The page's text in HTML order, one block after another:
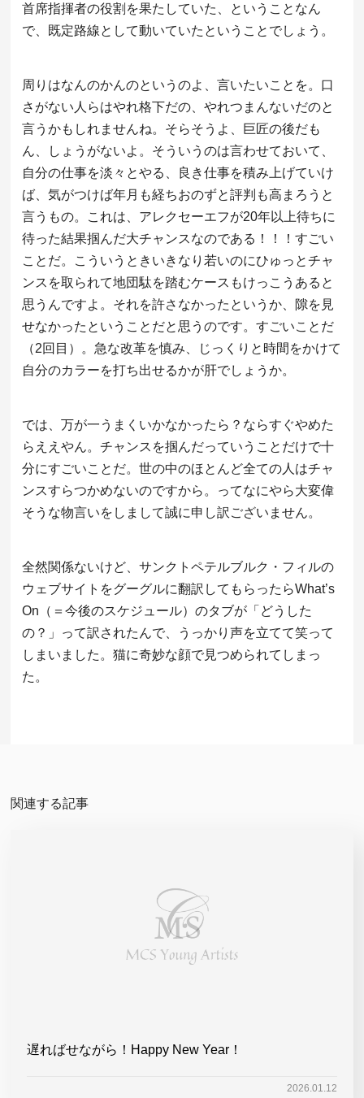
首席指揮者の役割を果たしていた、ということなん
で、既定路線として動いていたということでしょう。
周りはなんのかんのというのよ、言いたいことを。口
さがない人らはやれ格下だの、やれつまんないだのと
言うかもしれませんね。そらそうよ、巨匠の後だも
ん、しょうがないよ。そういうのは言わせておいて、
自分の仕事を淡々とやる、良き仕事を積み上げていけ
ば、気がつけば年月も経ちおのずと評判も高まろうと
言うもの。これは、アレクセーエフが20年以上待ちに
待った結果掴んだ大チャンスなのである！！！すごい
ことだ。こういうときいきなり若いのにひゅっとチャ
ンスを取られて地団駄を踏むケースもけっこうあると
思うんですよ。それを許さなかったというか、隙を見
せなかったということだと思うのです。すごいことだ
（2回目）。急な改革を慎み、じっくりと時間をかけて
自分のカラーを打ち出せるかが肝でしょうか。
では、万が一うまくいかなかったら？ならすぐやめた
らええやん。チャンスを掴んだっていうことだけで十
分にすごいことだ。世の中のほとんど全ての人はチャ
ンスすらつかめないのですから。ってなにやら大変偉
そうな物言いをしまして誠に申し訳ございません。
全然関係ないけど、サンクトペテルブルク・フィルの
ウェブサイトをグーグルに翻訳してもらったらWhat’s
On（＝今後のスケジュール）のタブが「どうした
の？」って訳されたんで、うっかり声を立てて笑って
しまいました。猫に奇妙な顔で見つめられてしまっ
た。
関連する記事
遅ればせながら！Happy New Year！
2026.01.12